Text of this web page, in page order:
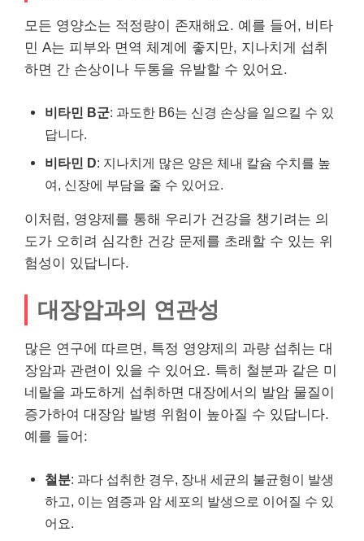
모든 영양소는 적정량이 존재해요. 예를 들어, 비타
민 A는 피부와 면역 체계에 좋지만, 지나치게 섭취
하면 간 손상이나 두통을 유발할 수 있어요.
비타민 B군: 과도한 B6는 신경 손상을 일으킬 수 있
답니다.
비타민 D: 지나치게 많은 양은 체내 칼슘 수치를 높
여, 신장에 부담을 줄 수 있어요.
이처럼, 영양제를 통해 우리가 건강을 챙기려는 의
도가 오히려 심각한 건강 문제를 초래할 수 있는 위
험성이 있답니다.
대장암과의 연관성
많은 연구에 따르면, 특정 영양제의 과량 섭취는 대
장암과 관련이 있을 수 있어요. 특히 철분과 같은 미
네랄을 과도하게 섭취하면 대장에서의 발암 물질이
증가하여 대장암 발병 위험이 높아질 수 있답니다.
예를 들어:
철분: 과다 섭취한 경우, 장내 세균의 불균형이 발생
하고, 이는 염증과 암 세포의 발생으로 이어질 수 있
어요.